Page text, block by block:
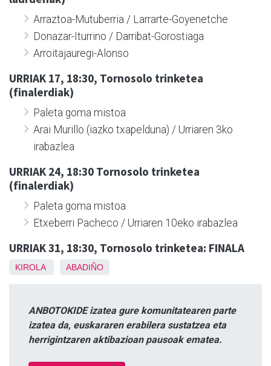
Arraztoa-Mutuberria / Larrarte-Goyenetche
Donazar-Iturrino / Darribat-Gorostiaga
Arroitajauregi-Alonso
URRIAK 17, 18:30, Tornosolo trinketea
(finalerdiak)
Paleta goma mistoa
Arai Murillo (iazko txapelduna) / Urriaren 3ko
irabazlea
URRIAK 24, 18:30 Tornosolo trinketea
(finalerdiak)
Paleta goma mistoa
Etxeberri Pacheco / Urriaren 10eko irabazlea
URRIAK 31, 18:30, Tornosolo trinketea: FINALA
KIROLA ABADIÑO
ANBOTOKIDE izatea gure komunitatearen parte
izatea da, euskararen erabilera sustatzea eta
herrigintzaren aktibazioan pausoak ematea.